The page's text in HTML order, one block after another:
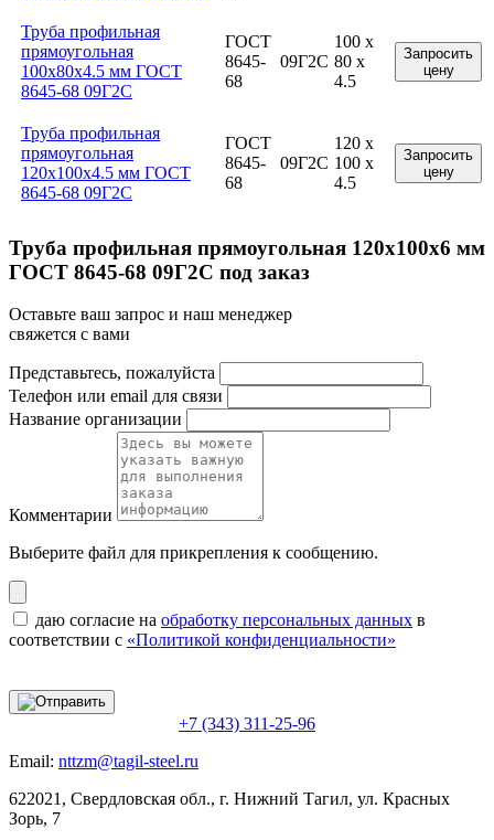
Труба профильная
прямоугольная
100x80x4.5 мм ГОСТ
8645-68 09Г2С
ГОСТ
8645-
68
09Г2С
100 x
80 x
4.5
Запросить
цену
Труба профильная
прямоугольная
120x100x4.5 мм ГОСТ
8645-68 09Г2С
ГОСТ
8645-
68
09Г2С
120 x
100 x
4.5
Запросить
цену
Труба профильная прямоугольная 120x100x6 мм
ГОСТ 8645-68 09Г2С под заказ
Оставьте ваш запрос и наш менеджер
свяжется с вами
Представьтесь, пожалуйста
Телефон или email для связи
Название организации
Комментарии
Выберите файл для прикрепления к сообщению.
даю согласие на обработку персональных данных в
соответствии с «Политикой конфиденциальности»
+7 (343) 311-25-96
Email: nttzm@tagil-steel.ru
622021, Свердловская обл., г. Нижний Тагил, ул. Красных
Зорь, 7